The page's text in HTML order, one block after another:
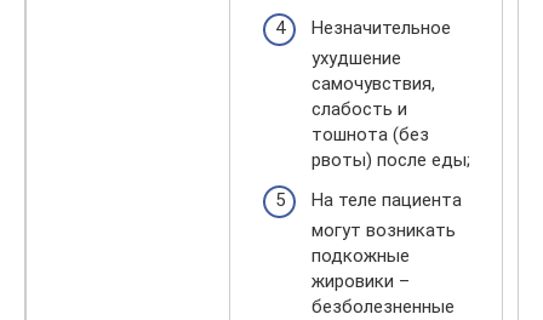
Незначительное
ухудшение
самочувствия,
слабость и
тошнота (без
рвоты) после еды;
На теле пациента
могут возникать
подкожные
жировики –
безболезненные